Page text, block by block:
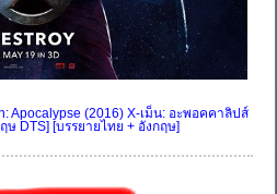
Apocalypse (2016) X-เม็น: อะพอคคาลิปส์
ษ DTS] [บรรยายไทย + อังกฤษ]